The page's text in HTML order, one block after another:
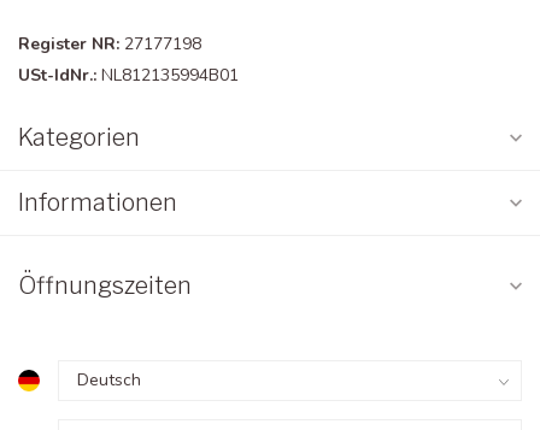
Register NR: 27177198
USt-IdNr.: NL812135994B01
Kategorien
Informationen
Öffnungszeiten